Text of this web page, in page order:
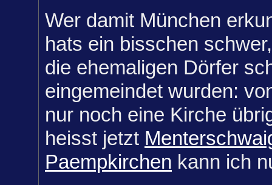
Wer damit München
hats ein bisschen
die ehemaligen Dörfer
eingemeindet wurden:
nur noch eine Kirche
heisst jetzt
Paempkirchen kann ich